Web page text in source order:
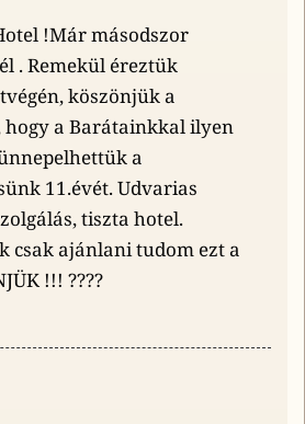
!Már másodszor
. Remekül éreztük
köszönjük a
hogy a Barátainkkal ilyen
a
11.évét. Udvarias
tiszta hotel.
csak ajánlani tudom ezt a
!!! ????